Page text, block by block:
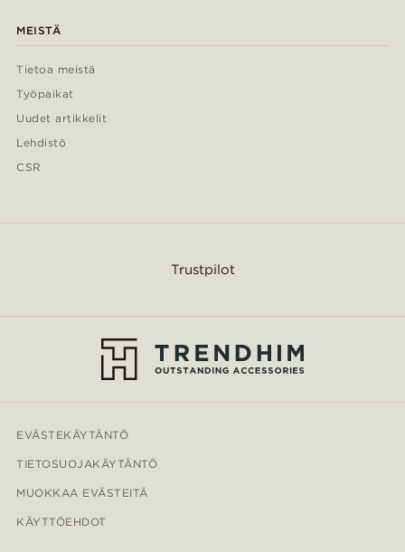
MEISTÄ
Tietoa meistä
Työpaikat
Uudet artikkelit
Lehdistö
CSR
Trustpilot
EVÄSTEKÄYTÄNTÖ
TIETOSUOJAKÄYTÄNTÖ
MUOKKAA EVÄSTEITÄ
KÄYTTÖEHDOT